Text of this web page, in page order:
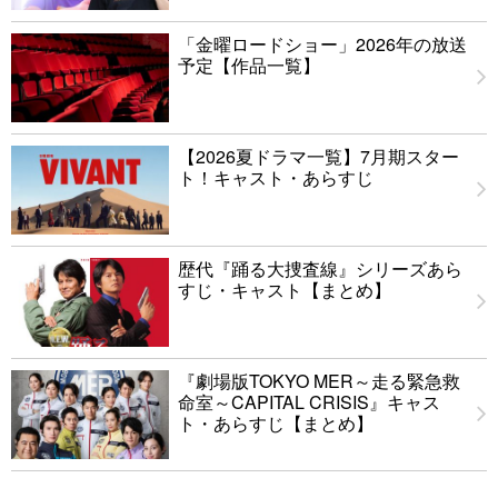
「金曜ロードショー」2026年の放送
予定【作品一覧】
【2026夏ドラマ一覧】7月期スター
ト！キャスト・あらすじ
歴代『踊る大捜査線』シリーズあら
すじ・キャスト【まとめ】
『劇場版TOKYO MER～走る緊急救
命室～CAPITAL CRISIS』キャス
ト・あらすじ【まとめ】